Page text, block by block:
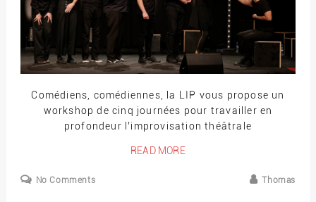
Comédiens, comédiennes, la LIP vous propose un
workshop de cinq journées pour travailler en
profondeur l’improvisation théâtrale
READ MORE
No Comments Thomas